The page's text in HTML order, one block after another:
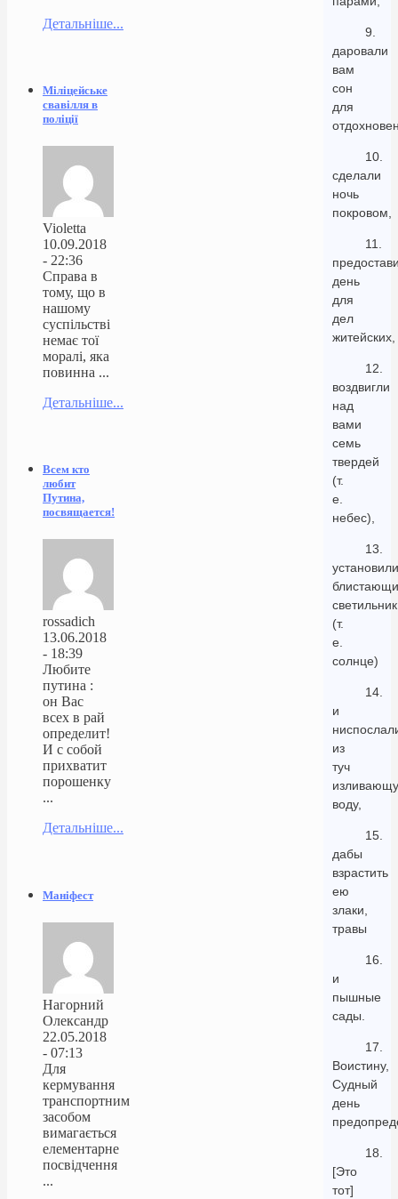
9.
даровали
вам
сон
для
10.
сделали
ночь
покровом,
11.
день
для
дел
житейских,
12.
воздвигли
над
вами
семь
твердей
(т.
е.
небес),
13.
установили
светильник
(т.
е.
солнце)
14.
и
из
туч
воду,
15.
дабы
взрастить
ею
злаки,
травы
16.
и
пышные
сады.
17.
Воистину,
Судный
день
18.
[Это
тот]
Детальніше...
Міліцейське
свавілля в
поліції
Violetta
10.09.2018
- 22:36
Справа в
тому, що в
нашому
суспільстві
немає тої
моралі, яка
повинна ...
Детальніше...
Всем кто
любит
Путина,
посвящается!
rossadich
13.06.2018
- 18:39
Любите
путина :
он Вас
всех в рай
определит!
И с собой
прихватит
порошенку
...
Детальніше...
Маніфест
Нагорний
Олександр
22.05.2018
- 07:13
Для
кермування
транспортним
засобом
вимагається
елементарне
посвідчення
...